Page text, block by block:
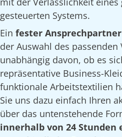
gesteuerten Systems.
Ein fester Ansprechpartner
der Auswahl des passenden
unabhängig davon, ob es
repräsentative Business-
funktionale Arbeitstextilien
Sie uns dazu einfach Ihren
über das untenstehende
innerhalb von 24 Stunden